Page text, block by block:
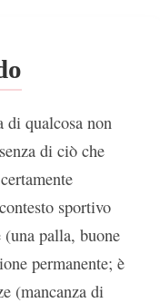
di qualcosa non
di ciò che
sportivo
(una palla, buone
permanente; è
(mancanza di